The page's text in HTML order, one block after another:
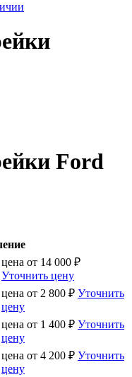
Ford
цена от 14 000 ₽
Уточнить цену
цена от 2 800 ₽ Уточнить
цену
цена от 1 400 ₽ Уточнить
цену
цена от 4 200 ₽ Уточнить
цену